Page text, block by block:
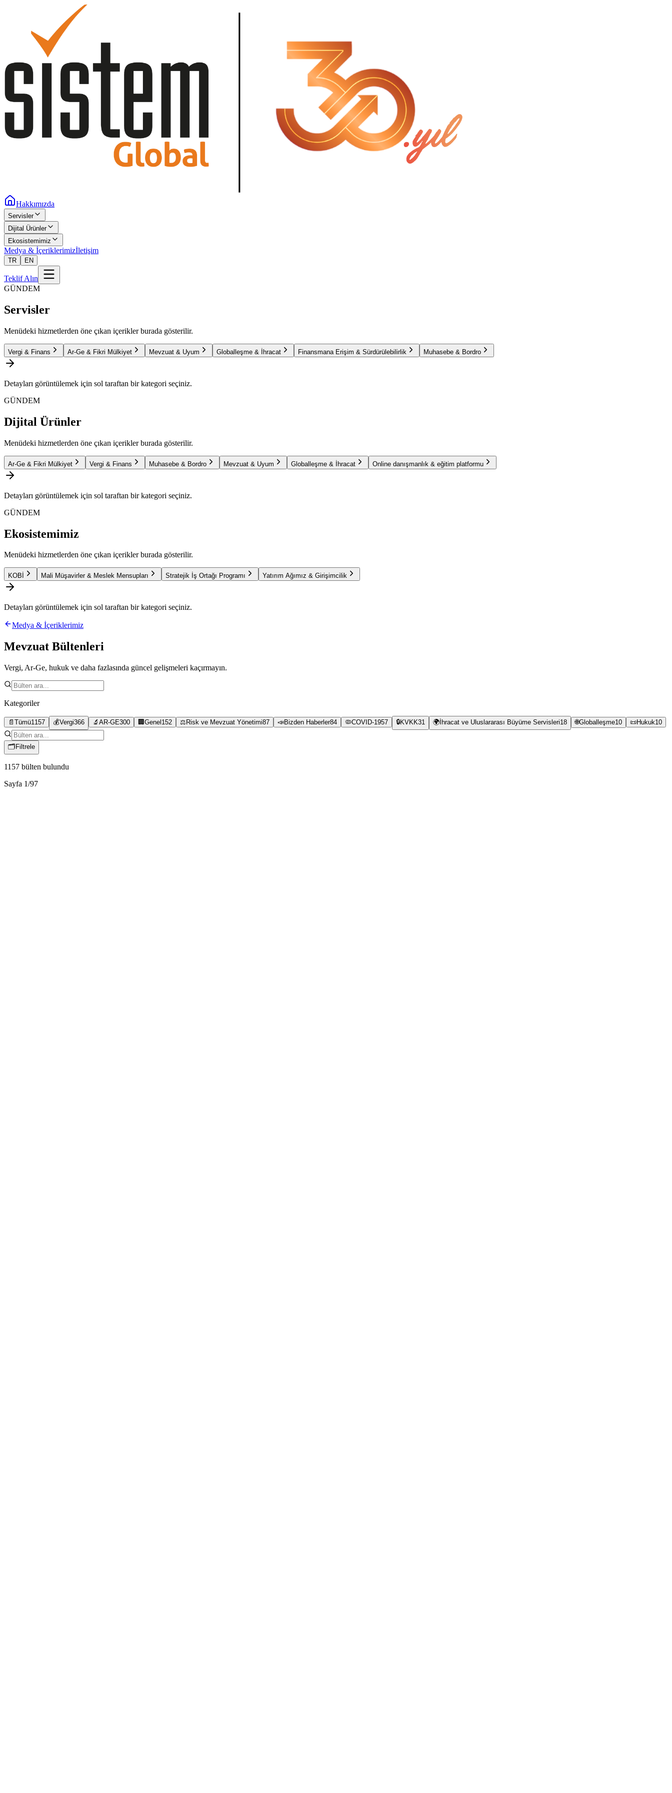
Hakkımızda
Servisler
Dijital Ürünler
Ekosistemimiz
Medya & İçeriklerimizİletişim
TR EN
Teklif Alın
GÜNDEM
Servisler
Menüdeki hizmetlerden öne çıkan içerikler burada gösterilir.
Vergi & Finans Ar-Ge & Fikri Mülkiyet Mevzuat & Uyum Globalleşme & İhracat Finansmana Erişim & Sürdürülebilirlik Muhasebe & Bordro
Detayları görüntülemek için sol taraftan bir kategori seçiniz.
GÜNDEM
Dijital Ürünler
Menüdeki hizmetlerden öne çıkan içerikler burada gösterilir.
Ar-Ge & Fikri Mülkiyet Vergi & Finans Muhasebe & Bordro Mevzuat & Uyum Globalleşme & İhracat Online danışmanlık & eğitim platformu
Detayları görüntülemek için sol taraftan bir kategori seçiniz.
GÜNDEM
Ekosistemimiz
Menüdeki hizmetlerden öne çıkan içerikler burada gösterilir.
KOBİ Mali Müşavirler & Meslek Mensupları Stratejik İş Ortağı Programı Yatırım Ağımız & Girişimcilik
Detayları görüntülemek için sol taraftan bir kategori seçiniz.
Medya & İçeriklerimiz
Mevzuat Bültenleri
Vergi, Ar-Ge, hukuk ve daha fazlasında güncel gelişmeleri kaçırmayın.
Kategoriler
📄 Tümü1157 💰Vergi366 🔬 AR-GE300 🏢 Genel 152 ⚖️ Risk ve Mevzuat Yönetimi87 📣Bizden Haberler84 🦠COVID-1957 🔒KVKK31 🌍 İhracat ve Uluslararası Büyüme Servisleri18 🌐Globalleşme10 📜Hukuk10
🗂 Filtrele
1157 bülten bulundu
Sayfa 1/97